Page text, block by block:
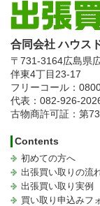
合同会社 ハウス
〒731-3164広島県
伴東4丁目23-17
フリーコール：
代表：082-926-
古物商許可証：第
Contents
初めての方へ
出張買い取りの流
出張買い取り実例
買い取り申込みフ